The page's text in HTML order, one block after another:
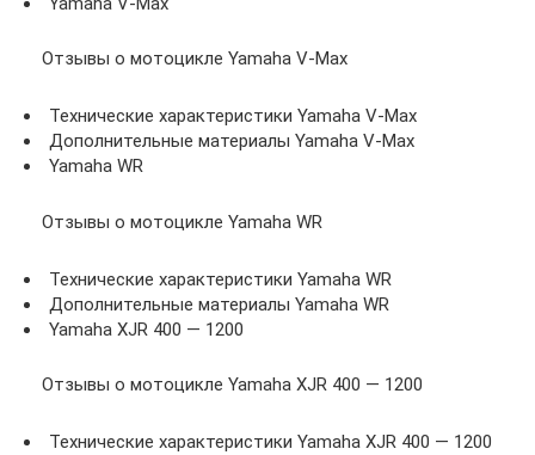
Отзывы о мотоцикле Yamaha V-Max
Технические характеристики Yamaha V-Max
Дополнительные материалы Yamaha V-Max
Yamaha WR
Отзывы о мотоцикле Yamaha WR
Технические характеристики Yamaha WR
Дополнительные материалы Yamaha WR
Yamaha XJR 400 — 1200
Отзывы о мотоцикле Yamaha XJR 400 — 1200
Технические характеристики Yamaha XJR 400 — 1200